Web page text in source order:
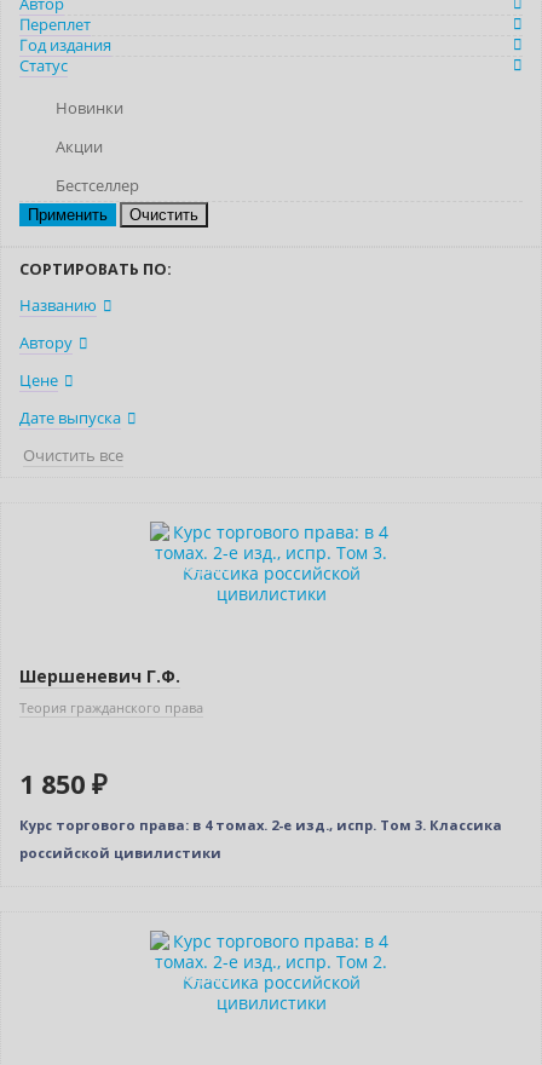
Переплет
Год издания
Статус
Новинки
Акции
Бестселлер
Очистить
СОРТИРОВАТЬ ПО:
Названию
Автору
Цене
Дате выпуска
Очистить все
Индивидуальный подход
Шершеневич Г.Ф.
Теория гражданского права
1 850 ₽
Курс торгового права: в 4 томах. 2-е изд., испр. Том 3. Классика
российской цивилистики
Индивидуальный подход